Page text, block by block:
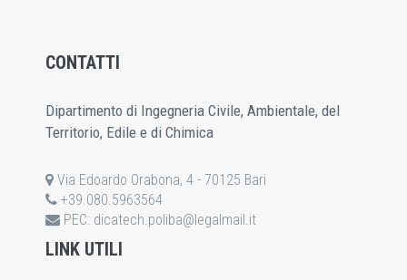
CONTATTI
Dipartimento di Ingegneria Civile, Ambientale, del
Territorio, Edile e di Chimica
Via Edoardo Orabona, 4 - 70125 Bari
+39.080.5963564
PEC: dicatech.poliba@legalmail.it
LINK UTILI